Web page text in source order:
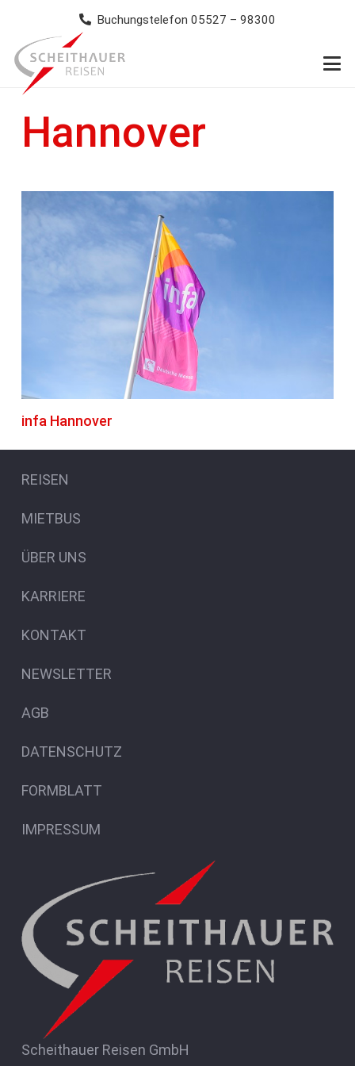
Buchungstelefon 05527 – 98300
Hannover
infa Hannover
REISEN
MIETBUS
ÜBER UNS
KARRIERE
KONTAKT
NEWSLETTER
AGB
DATENSCHUTZ
FORMBLATT
IMPRESSUM
Scheithauer Reisen GmbH